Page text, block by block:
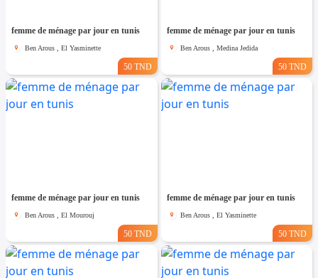
femme de ménage par jour en tunis
Ben Arous , El Yasminette
50 TND
femme de ménage par jour en tunis
Ben Arous , Medina Jedida
50 TND
femme de ménage par jour en tunis
Ben Arous , El Mourouj
50 TND
femme de ménage par jour en tunis
Ben Arous , El Yasminette
50 TND